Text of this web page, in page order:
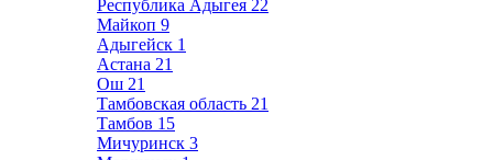
Республика Адыгея 22
Майкоп 9
Адыгейск 1
Астана 21
Ош 21
Тамбовская область 21
Тамбов 15
Мичуринск 3